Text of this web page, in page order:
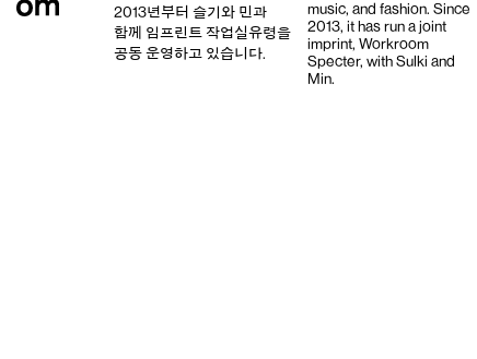
2013년부터 슬기와 민과
함께 임프린트 작업실유령을
공동 운영하고 있습니다.
music, and fashion. Since
2013, it has run a joint
imprint, Workroom
Specter, with Sulki and
Min.